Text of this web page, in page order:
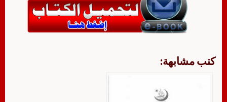
كتب مشابهة: